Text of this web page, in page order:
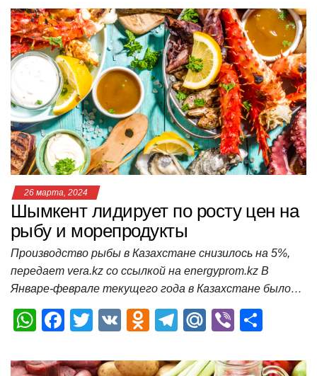
at
s
A
p
p
c
e
b
o
o
k
tt
er
n
o
kl
a
ss
ni
ki
e
gr
a
m
.R
u
er п
р
а
в
и
т
ь
26 марта, 2024
Шымкент лидирует по росту цен на
рыбу и морепродукты
Производство рыбы в Казахстане снизилось на 5%,
передает vera.kz со ссылкой на energyprom.kz В
Январе-феврале текущего года в Казахстане было…
W
at
F
c
T
tt
V
O
n
T
e
M
.R
Vi
er п